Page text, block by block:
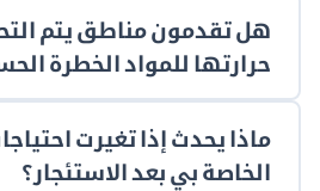
هل تقدمون مناطق يتم
حرارتها للمواد الخطرة
ماذا يحدث إذا تغيرت
الخاصة بي بعد الاستئجار؟